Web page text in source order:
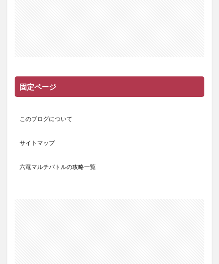
固定ページ
このブログについて
サイトマップ
六竜マルチバトルの攻略一覧